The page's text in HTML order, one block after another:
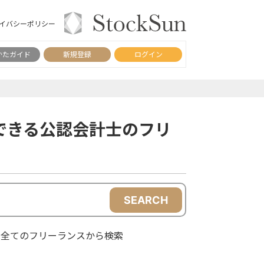
バシーポリシー
たガイド 新規登録 ログイン
る公認会計士のフリ
SEARCH
全てのフリーランスから検索